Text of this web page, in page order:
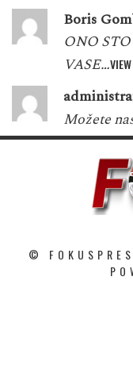
Boris
ONO
VASE…VIEW
Možete
©